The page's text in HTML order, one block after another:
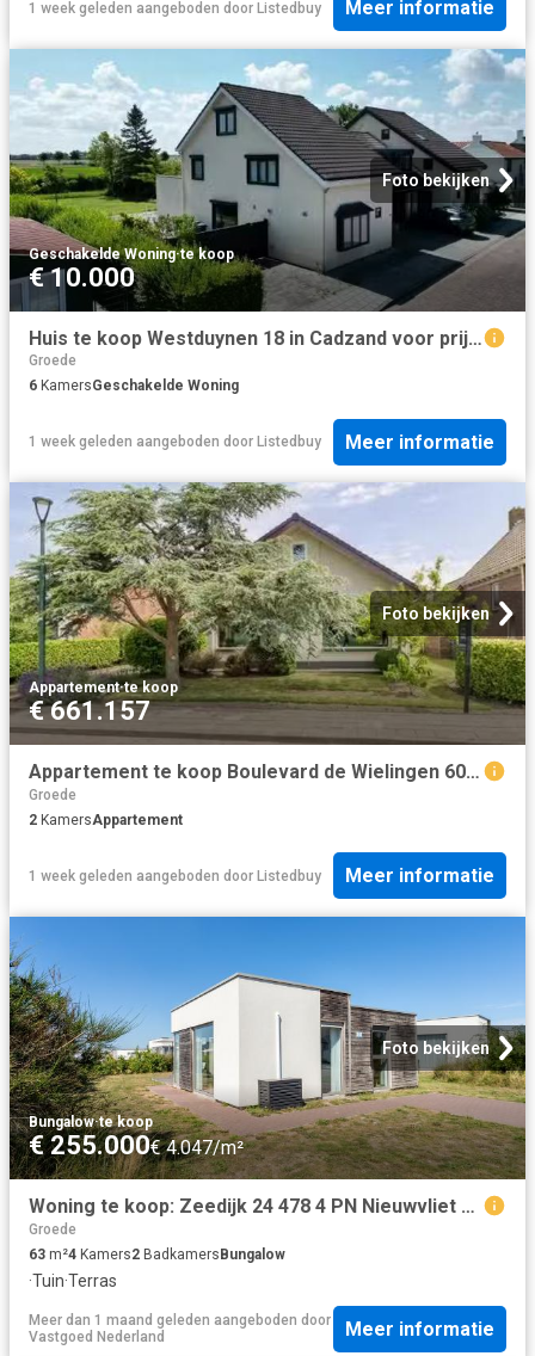
1 week geleden aangeboden door Listedbuy Meer informatie
Foto bekijken
Geschakelde Woning·te koop
€ 10.000
Huis te koop Westduynen 18 in Cadzand voor prijs op aanvraag
Groede
6 KamersGeschakelde Woning
1 week geleden aangeboden door Listedbuy Meer informatie
Foto bekijken
Appartement·te koop
€ 661.157
Appartement te koop Boulevard de Wielingen 60 in Cadzand voor.
Groede
2 KamersAppartement
1 week geleden aangeboden door Listedbuy Meer informatie
Foto bekijken
Bungalow·te koop
€ 255.000€ 4.047/m²
Woning te koop: Zeedijk 24 478 4 PN Nieuwvliet Vastgoed Nederland
Groede
63 m²4 Kamers2 BadkamersBungalow
·Tuin·Terras
Meer dan 1 maand geleden aangeboden door
Vastgoed Nederland
Meer informatie